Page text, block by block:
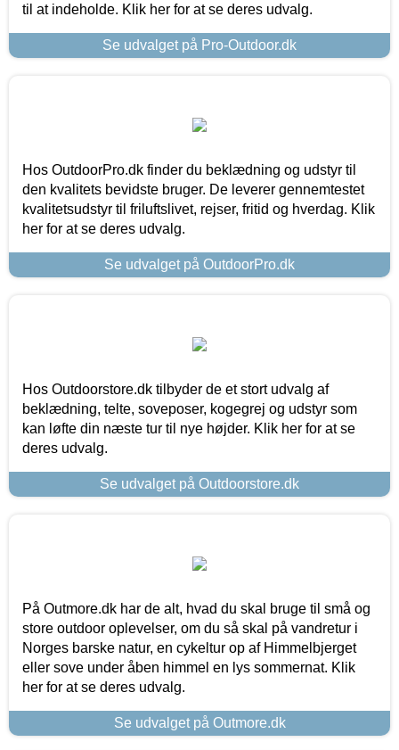
til at indeholde. Klik her for at se deres udvalg.
Se udvalget på Pro-Outdoor.dk
Hos OutdoorPro.dk finder du beklædning og udstyr til
den kvalitets bevidste bruger. De leverer gennemtestet
kvalitetsudstyr til friluftslivet, rejser, fritid og hverdag. Klik
her for at se deres udvalg.
Se udvalget på OutdoorPro.dk
Hos Outdoorstore.dk tilbyder de et stort udvalg af
beklædning, telte, soveposer, kogegrej og udstyr som
kan løfte din næste tur til nye højder. Klik her for at se
deres udvalg.
Se udvalget på Outdoorstore.dk
På Outmore.dk har de alt, hvad du skal bruge til små og
store outdoor oplevelser, om du så skal på vandretur i
Norges barske natur, en cykeltur op af Himmelbjerget
eller sove under åben himmel en lys sommernat. Klik
her for at se deres udvalg.
Se udvalget på Outmore.dk